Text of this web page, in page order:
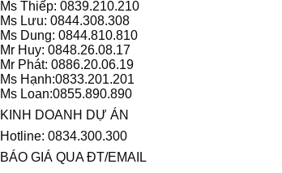
Ms Thiếp: 0839.210.210
Ms Lưu: 0844.308.308
Ms Dung: 0844.810.810
Mr Huy: 0848.26.08.17
Mr Phát: 0886.20.06.19
Ms Hạnh:0833.201.201
Ms Loan:0855.890.890
KINH DOANH DỰ ÁN
Hotline: 0834.300.300
BÁO GIÁ QUA ĐT/EMAIL